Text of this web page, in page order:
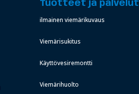
Tuotteet ja palvelut
ilmainen viemärikuvaus
Viemärisukitus
Käyttövesiremontti
Viemärihuolto